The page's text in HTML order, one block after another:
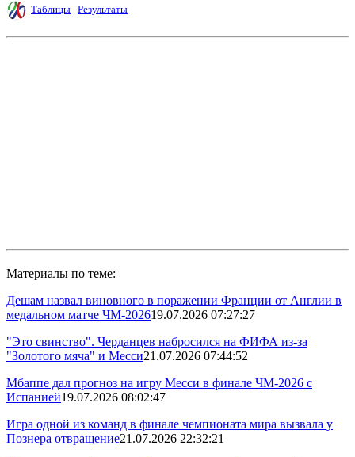
Таблицы | Результаты
Материалы по теме:
Дешам назвал виновного в поражении Франции от Англии в
медальном матче ЧМ-202619.07.2026 07:27:27
"Это свинство". Черданцев набросился на ФИФА из-за
"Золотого мяча" и Месси21.07.2026 07:44:52
Мбаппе дал прогноз на игру Месси в финале ЧМ-2026 с
Испанией19.07.2026 08:02:47
Игра одной из команд в финале чемпионата мира вызвала у
Познера отвращение21.07.2026 22:32:21